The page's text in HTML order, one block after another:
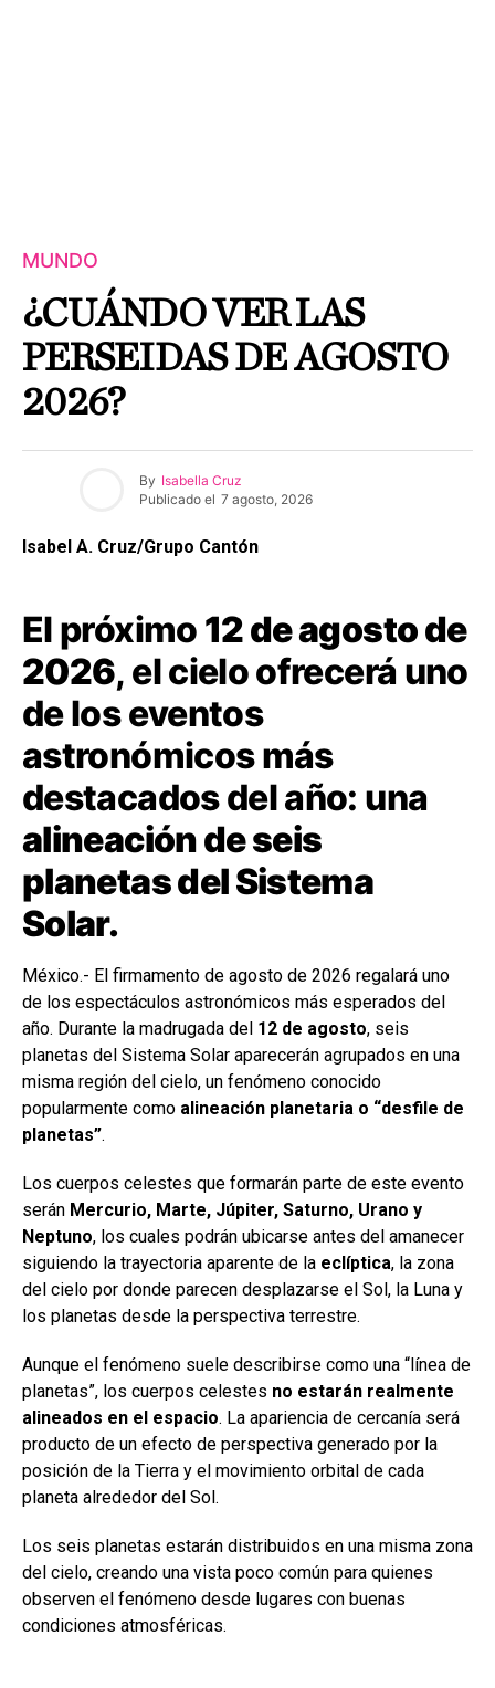
MUNDO
¿CUÁNDO VER LAS
PERSEIDAS DE AGOSTO
2026?
By Isabella Cruz
Publicado el 7 agosto, 2026
Isabel A. Cruz/Grupo Cantón
El próximo 12 de agosto de
2026, el cielo ofrecerá uno
de los eventos
astronómicos más
destacados del año: una
alineación de seis
planetas del Sistema
Solar.
México.- El firmamento de agosto de 2026 regalará uno
de los espectáculos astronómicos más esperados del
año. Durante la madrugada del 12 de agosto, seis
planetas del Sistema Solar aparecerán agrupados en una
misma región del cielo, un fenómeno conocido
popularmente como alineación planetaria o “desfile de
planetas”.
Los cuerpos celestes que formarán parte de este evento
serán Mercurio, Marte, Júpiter, Saturno, Urano y
Neptuno, los cuales podrán ubicarse antes del amanecer
siguiendo la trayectoria aparente de la eclíptica, la zona
del cielo por donde parecen desplazarse el Sol, la Luna y
los planetas desde la perspectiva terrestre.
Aunque el fenómeno suele describirse como una “línea de
planetas”, los cuerpos celestes no estarán realmente
alineados en el espacio. La apariencia de cercanía será
producto de un efecto de perspectiva generado por la
posición de la Tierra y el movimiento orbital de cada
planeta alrededor del Sol.
Los seis planetas estarán distribuidos en una misma zona
del cielo, creando una vista poco común para quienes
observen el fenómeno desde lugares con buenas
condiciones atmosféricas.